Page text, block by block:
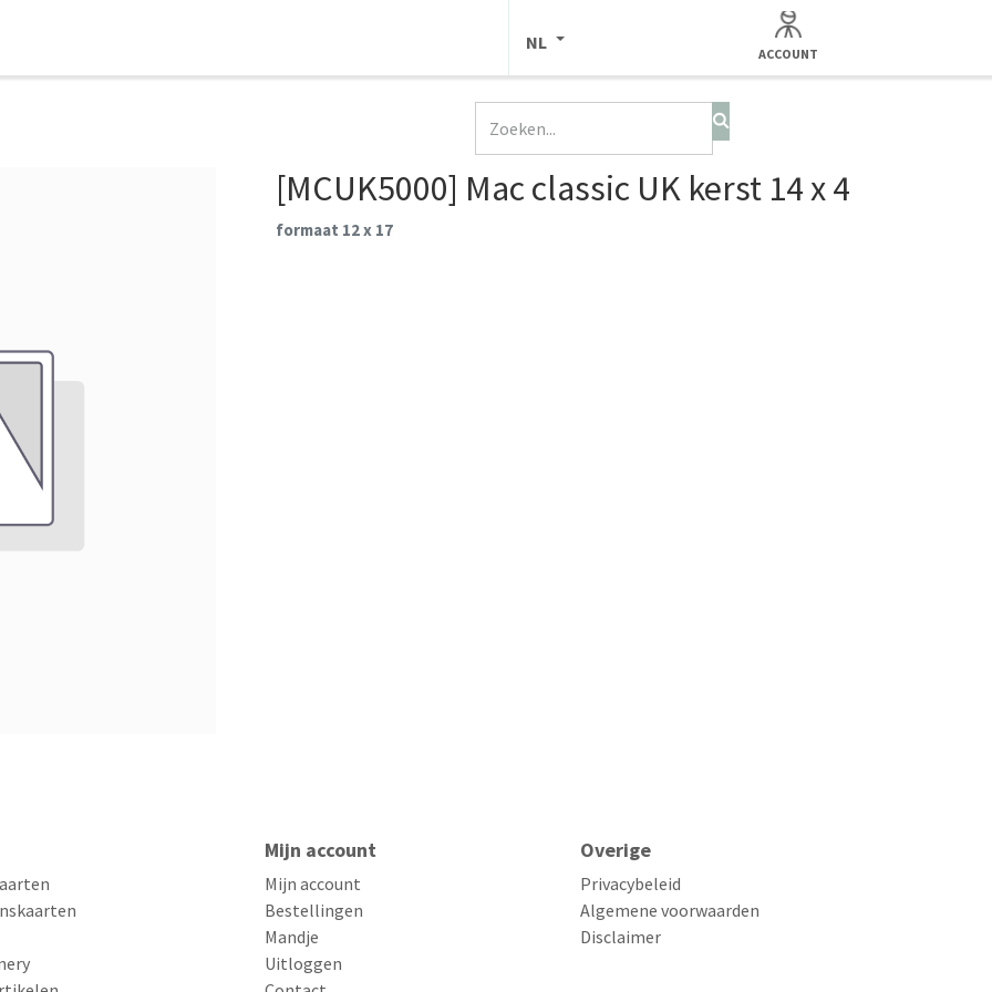
NL
ACCOUNT
[MCUK5000] Mac classic UK kerst 14 x 4
formaat 12 x 17
Mijn account
Mijn account
Bestellingen
Mandje
Uitloggen
Overige
Privacybeleid
Algemene voorwaarden
Disclaimer